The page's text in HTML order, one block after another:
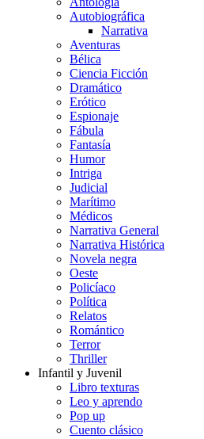
Autobiográfica
Narrativa
Aventuras
Bélica
Ciencia Ficción
Dramático
Erótico
Espionaje
Fábula
Fantasía
Humor
Intriga
Judicial
Marítimo
Médicos
Narrativa General
Narrativa Histórica
Novela negra
Oeste
Policíaco
Política
Relatos
Romántico
Terror
Thriller
Infantil y Juvenil
Libro texturas
Leo y aprendo
Pop up
Cuento clásico